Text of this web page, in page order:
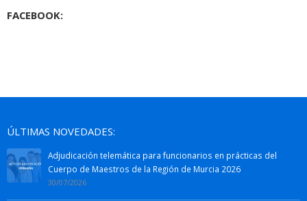
FACEBOOK:
ÚLTIMAS NOVEDADES:
Adjudicación telemática para funcionarios en prácticas del
Cuerpo de Maestros de la Región de Murcia 2026
30/07/2026